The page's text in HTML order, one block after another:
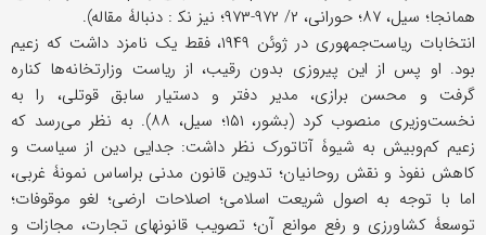
همانجا؛ سیل، ۸۷؛ حورانی، ۲/ ۹۷۲-۹۷۳؛ نیز نک‍ : دنبالۀ مقاله).
انتخابات ریاست‌جمهوری در ژوئن ۱۹۴۹، فقط یک نامزد داشت که زعیم
بود. او پس از این پیروزی بدون رقیب، از ریاست وزارتخانه‌ها کناره
گرفت و محسن برازی، مدیر دفتر و دستیار سابق قوتلی، را به
نخست‌وزیری منصوب کرد (بشور، ۱۵۱؛ سیل، ۸۸). به نظر می‌رسد که
زعیم کم‌وبیش به شیوۀ آتاتورک نظر داشت: جدایی دین از سیاست و
کاهش نفوذ و نقش روحانیان؛ تدوین قانون مدنی براساس نمونۀ غربی،
اما با توجه به اصول شریعت اسلامی؛ اصلاحات ارضی؛ لغو موقوفات؛
توسعۀ کشاورزی و رفع موانع آن؛ تصویب قانونهای تجارت، مجازات و